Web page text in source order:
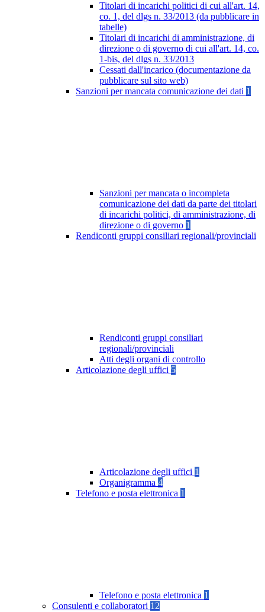
Titolari di incarichi politici di cui all'art. 14,
co. 1, del dlgs n. 33/2013 (da pubblicare in
tabelle)
Titolari di incarichi di amministrazione, di
direzione o di governo di cui all'art. 14, co.
1-bis, del dlgs n. 33/2013
Cessati dall'incarico (documentazione da
pubblicare sul sito web)
Sanzioni per mancata comunicazione dei dati 1
Sanzioni per mancata o incompleta
comunicazione dei dati da parte dei titolari
di incarichi politici, di amministrazione, di
direzione o di governo 1
Rendiconti gruppi consiliari regionali/provinciali
Rendiconti gruppi consiliari
regionali/provinciali
Atti degli organi di controllo
Articolazione degli uffici 5
Articolazione degli uffici 1
Organigramma 4
Telefono e posta elettronica 1
Telefono e posta elettronica 1
Consulenti e collaboratori 12